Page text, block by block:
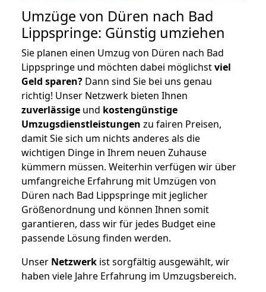
Umzüge von Düren nach Bad
Lippspringe: Günstig umziehen
Sie planen einen Umzug von Düren nach Bad
Lippspringe und möchten dabei möglichstviel
Geld sparen? Dann sind Sie bei uns genau
richtig! Unser Netzwerk bieten Ihnen
zuverlässige und kostengünstige
Umzugsdienstleistungen zu fairen Preisen,
damit Sie sich um nichts anderes als die
wichtigen Dinge in Ihrem neuen Zuhause
kümmern müssen. Weiterhin verfügen wir über
umfangreiche Erfahrung mit Umzügen von
Düren nach Bad Lippspringe mit jeglicher
Größenordnung und können Ihnen somit
garantieren, dass wir für jedes Budget eine
passende Lösung finden werden.
Unser Netzwerk ist sorgfältig ausgewählt, wir
haben viele Jahre Erfahrung im Umzugsbereich.